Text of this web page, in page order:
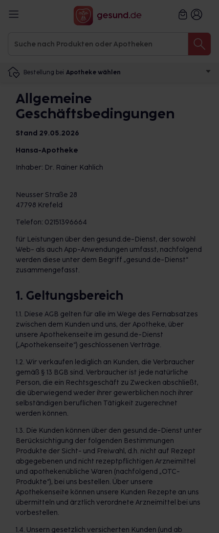
Bestellung bei Apotheke wählen
Allgemeine
Geschäftsbedingungen
Stand 29.05.2026
Hansa-Apotheke
Inhaber: Dr. Rainer Kahlich
Neusser Straße 28
47798 Krefeld
Telefon: 02151396664
für Leistungen über den gesund.de-Dienst, der sowohl
Web- als auch App-Anwendungen umfasst, nachfolgend
werden diese unter dem Begriff „gesund.de-Dienst“
zusammengefasst.
1. Geltungsbereich
1.1. Diese AGB gelten für alle im Wege des Fernabsatzes
zwischen dem Kunden und uns, der Apotheke, über
unsere Apothekenseite im gesund.de-Dienst
(„Apothekenseite“) geschlossenen Verträge.
1.2. Wir verkaufen lediglich an Kunden, die Verbraucher
gemäß § 13 BGB sind. Verbraucher ist jede natürliche
Person, die ein Rechtsgeschäft zu Zwecken abschließt,
die überwiegend weder ihrer gewerblichen noch ihrer
selbständigen beruflichen Tätigkeit zugerechnet
werden können.
1.3. Die Kunden können über den gesund.de-Dienst unter
Berücksichtigung der folgenden Bestimmungen
Produkte der Sicht- und Freiwahl, d.h. nicht auf Rezept
abgegebenen und nicht rezeptpflichtigen Arzneimittel
und apothekenübliche Waren (nachfolgend „OTC-
Produkte“), bei uns bestellen. Über unsere
Apothekenseite können unsere Kunden Rezepte an uns
übermitteln und ärztlich verordnete Arzneimittel bei uns
vorbestellen.
1.4. Unsern gesetzlich versicherten Kunden (und ab